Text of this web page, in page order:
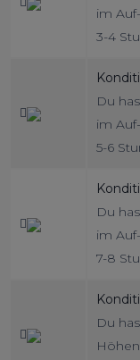
im
3-4
Du
im
5-6
Du
im
7-8
Du